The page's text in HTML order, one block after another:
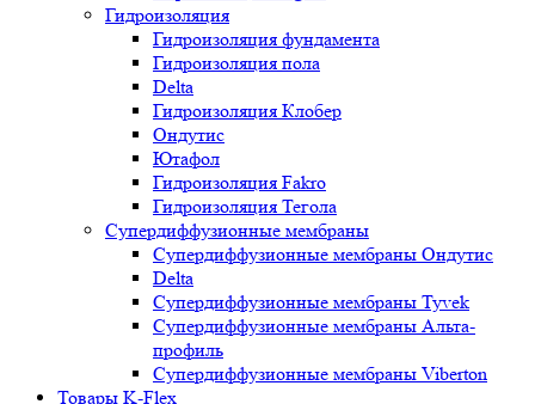
Гидроизоляция
Гидроизоляция фундамента
Гидроизоляция пола
Delta
Гидроизоляция Клобер
Ондутис
Ютафол
Гидроизоляция Fakro
Гидроизоляция Тегола
Супердиффузионные мембраны
Супердиффузионные мембраны Ондутис
Delta
Супердиффузионные мембраны Tyvek
Супердиффузионные мембраны Альта-
профиль
Супердиффузионные мембраны Viberton
Товары K-Flex